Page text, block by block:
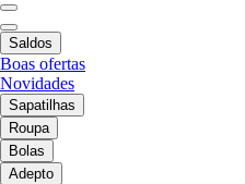
Saldos
Boas ofertas
Novidades
Sapatilhas
Roupa
Bolas
Adepto